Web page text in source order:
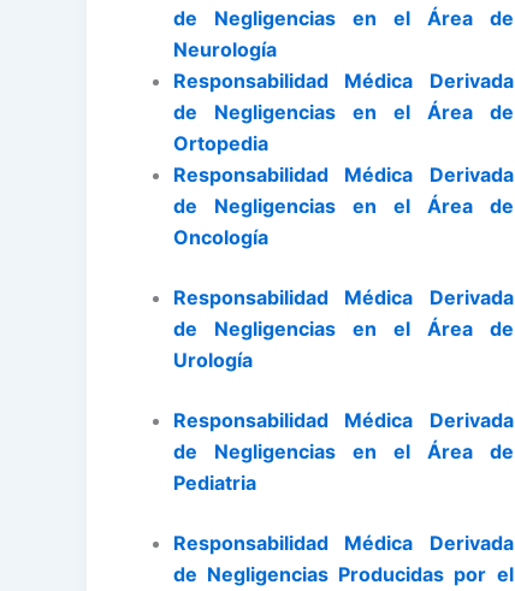
de Negligencias en el Área de
Neurología
Responsabilidad Médica Derivada
de Negligencias en el Área de
Ortopedia
Responsabilidad Médica Derivada
de Negligencias en el Área de
Oncología
Responsabilidad Médica Derivada
de Negligencias en el Área de
Urología
Responsabilidad Médica Derivada
de Negligencias en el Área de
Pediatria
Responsabilidad Médica Derivada
de Negligencias Producidas por el